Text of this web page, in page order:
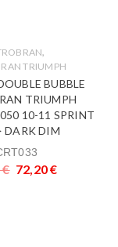
,
TRIUMPH
BUBBLE
TRIUMPH
10-11 SPRINT
DARK DIM
€ 72,20€